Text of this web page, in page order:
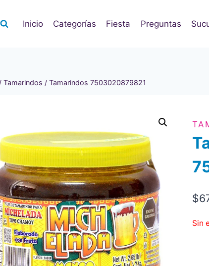
Inicio Categorías Fiesta Preguntas
/ Tamarindos / Tamarindos 7503020879821
$
Sin